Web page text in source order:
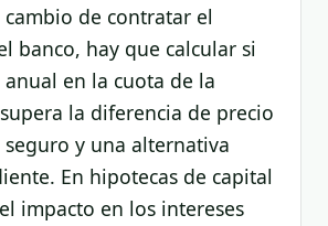
cambio de contratar el
banco, hay que calcular si
en la cuota de la
la diferencia de precio
seguro y una alternativa
En hipotecas de capital
impacto en los intereses